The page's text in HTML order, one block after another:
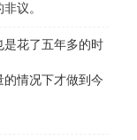
议。
花了五年多的时
情况下才做到今